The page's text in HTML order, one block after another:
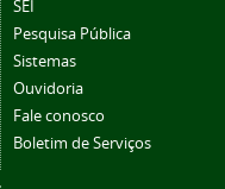
SEI
Pesquisa Pública
Sistemas
Ouvidoria
Fale conosco
Boletim de Serviços